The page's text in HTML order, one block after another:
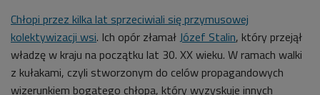
Chłopi przez kilka lat sprzeciwiali się przymusowej
kolektywizacji wsi. Ich opór złamałJózef Stalin, który przejął
władzę w kraju na początku lat 30. XX wieku. W ramach walki
z kułakami, czyli stworzonym do celów propagandowych
wizerunkiem bogatego chłopa, który wyzyskuje innych